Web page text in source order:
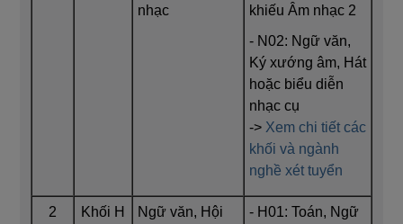
nhạc
khiếu Âm nhạc 2
- N02: Ngữ văn,
Ký xướng âm, Hát
hoặc biểu diễn
nhạc cụ
-> Xem chi tiết các
khối và ngành
nghề xét tuyển
2 Khối H
Ngữ văn, Hội
- H01: Toán, Ngữ